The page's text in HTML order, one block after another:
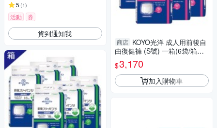
5 (1)
活動 券
貨到通知我
商店 KOYO光洋 成人用前後自
由復健褲 (S號) 一箱(6袋/箱，
共120片)
$3,170
加入購物車